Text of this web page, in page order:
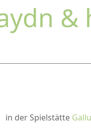
&
in der Spielstätte